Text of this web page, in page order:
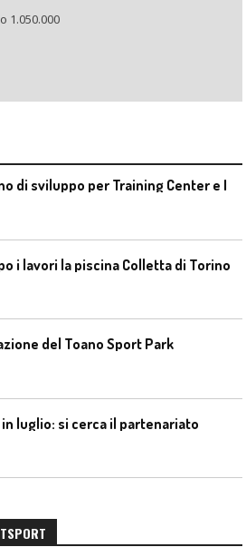
1.050.000
i lavori la piscina Colletta di Torino
del Toano Sport Park
luglio: si cerca il partenariato